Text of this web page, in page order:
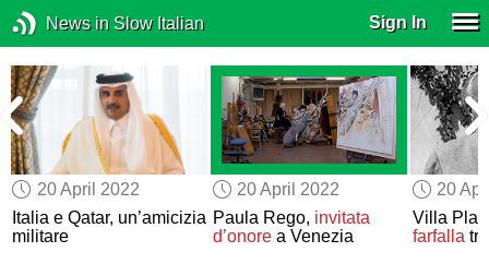
News in Slow Italian Sign In
20 April 2022
Italia e Qatar, un’amicizia
militare
20 April 2022
Paula Rego, invitata
d’onorea Venezia
20
Villa
farfalla